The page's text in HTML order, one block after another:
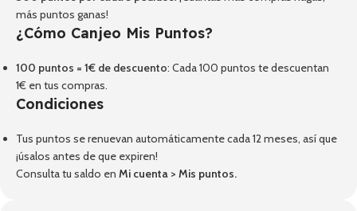
más puntos ganas!
¿Cómo Canjeo Mis Puntos?
100 puntos = 1€ de descuento: Cada 100 puntos te descuentan
1€ en tus compras.
Condiciones
Tus puntos se renuevan automáticamente cada 12 meses, así que
¡úsalos antes de que expiren!
Consulta tu saldo en Mi cuenta > Mis puntos.